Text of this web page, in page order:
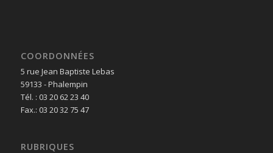
COORDONNÉES
5 rue Jean Baptiste Lebas
59133 - Phalempin
Tél. : 03 20 62 23 40
Fax.: 03 20 32 75 47
RUBRIQUES